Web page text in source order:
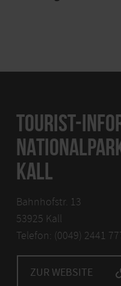
TOURIST-
KALL
Bahnhofstr. 13
53925 Kall
Telefon: (0049) 2441
ZUR WEBSITE